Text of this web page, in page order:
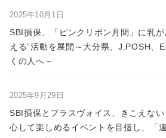
2025年10月1日
SBI損保、「ピンクリボン月間」に乳
える”活動を展開～大分県、J.POSH、
くの人へ～
2025年9月29日
SBI損保とプラスヴォイス、きこえな
心して楽しめるイベントを目指し、「